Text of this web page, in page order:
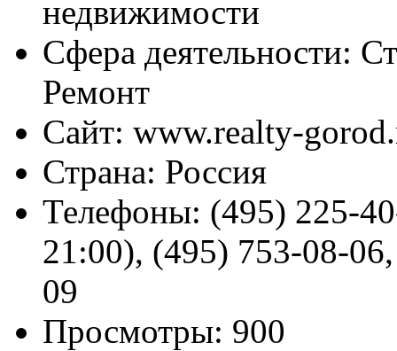
недвижимости
Сфера деятельности:
Ремонт
Сайт: www.realty-
Страна: Россия
Телефоны: (495) 225-
21:00), (495) 753-08-
09
Просмотры: 900